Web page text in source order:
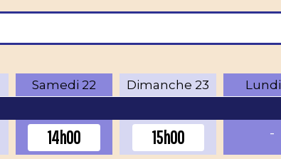
Samedi 22 Dimanche 23 Lundi
14h00 15h00 -